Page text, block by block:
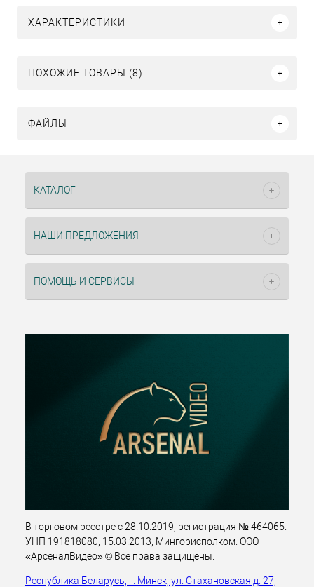
ХАРАКТЕРИСТИКИ
ПОХОЖИЕ ТОВАРЫ (8)
ФАЙЛЫ
КАТАЛОГ
НАШИ ПРЕДЛОЖЕНИЯ
ПОМОЩЬ И СЕРВИСЫ
В торговом реестре с 28.10.2019, регистрация № 464065.
УНП 191818080, 15.03.2013, Мингорисполком. ООО
«АрсеналВидео» © Все права защищены.
Республика Беларусь, г. Минск, ул. Стахановская д. 27,